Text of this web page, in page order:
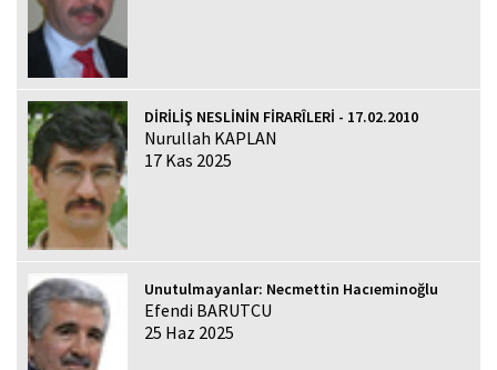
DİRİLİŞ NESLİNİN FİRARÎLERİ - 17.02.2010
Nurullah KAPLAN
17 Kas 2025
Unutulmayanlar: Necmettin Hacıeminoğlu
Efendi BARUTCU
25 Haz 2025